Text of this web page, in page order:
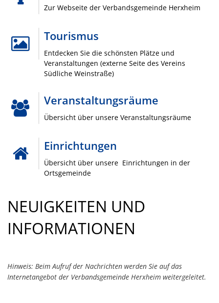
ISEK
3. PLATZ BEIM INNENSTADT-KONGRESS
Die Ortsgemeinde Herxheim gratuliert dem Chawwerusch-
Theater herzlich zum 3. Platz beim …
Mehr
„SICHT.BAR: BÜHNE FREI FÜR DIE EIGENEN
KULADIG-OBJEKTE!
Modellkommune im Rahmen von KuLaDig-RLP („Digitale …
HERXHEIM
Zur Webseite der Verbandsgemeinde Herxheim
Tourismus
Entdecken Sie die schönsten Plätze und
Veranstaltungen (externe Seite des Vereins
Südliche Weinstraße)
Veranstaltungsräume
Übersicht über unsere Veranstaltungsräume
Einrichtungen
Übersicht über unsere Einrichtungen in der
Ortsgemeinde
NEUIGKEITEN UND
INFORMATIONEN
Hinweis: Beim Aufruf der Nachrichten werden Sie auf das
Internetangebot der Verbandsgemeinde Herxheim weitergeleitet.